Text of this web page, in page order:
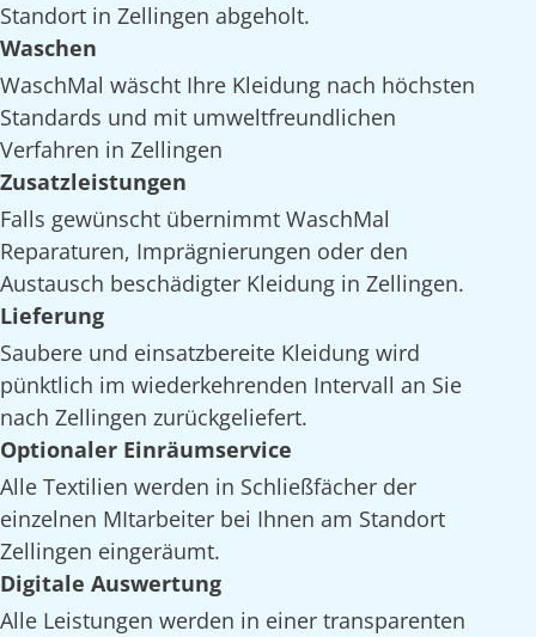
Standort in Zellingen abgeholt.
Waschen
WaschMal wäscht Ihre Kleidung nach höchsten
Standards und mit umweltfreundlichen
Verfahren in Zellingen
Zusatzleistungen
Falls gewünscht übernimmt WaschMal
Reparaturen, Imprägnierungen oder den
Austausch beschädigter Kleidung in Zellingen.
Lieferung
Saubere und einsatzbereite Kleidung wird
pünktlich im wiederkehrenden Intervall an Sie
nach Zellingen zurückgeliefert.
Optionaler Einräumservice
Alle Textilien werden in Schließfächer der
einzelnen MItarbeiter bei Ihnen am Standort
Zellingen eingeräumt.
Digitale Auswertung
Alle Leistungen werden in einer transparenten